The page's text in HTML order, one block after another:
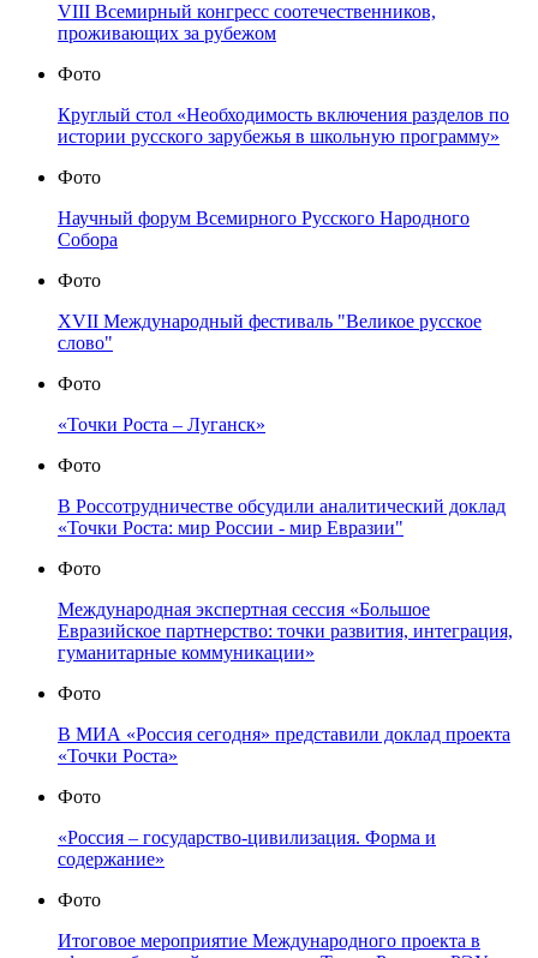
VIII Всемирный конгресс соотечественников,
проживающих за рубежом
Фото
Круглый стол «Необходимость включения разделов по
истории русского зарубежья в школьную программу»
Фото
Научный форум Всемирного Русского Народного
Собора
Фото
XVII Международный фестиваль "Великое русское
слово"
Фото
«Точки Роста – Луганск»
Фото
В Россотрудничестве обсудили аналитический доклад
«Точки Роста: мир России - мир Евразии"
Фото
Международная экспертная сессия «Большое
Евразийское партнерство: точки развития, интеграция,
гуманитарные коммуникации»
Фото
В МИА «Россия сегодня» представили доклад проекта
«Точки Роста»
Фото
«Россия – государство-цивилизация. Форма и
содержание»
Фото
Итоговое мероприятие Международного проекта в